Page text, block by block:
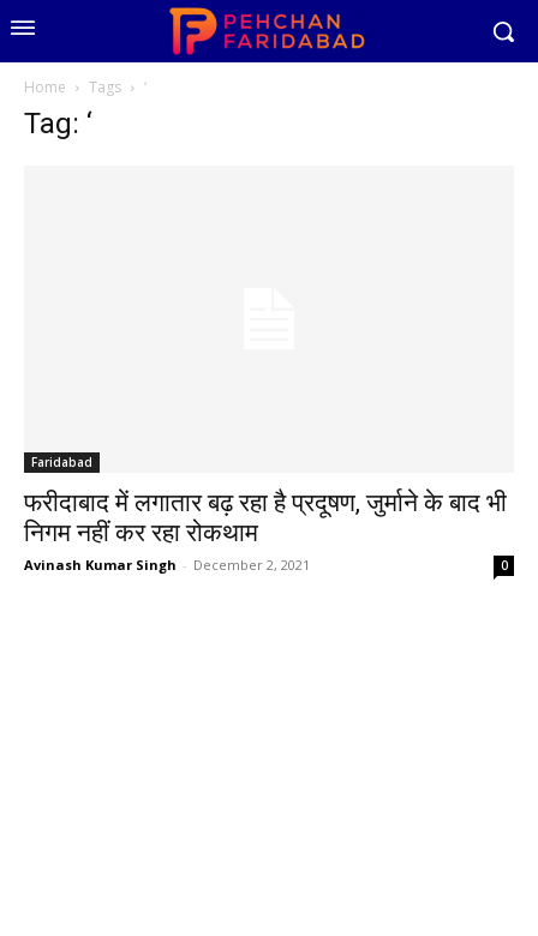
Home Tags ‘
Tag: ‘
Faridabad
फरीदाबाद में लगातार बढ़ रहा है प्रदूषण, जुर्माने के बाद भी
निगम नहीं कर रहा रोकथाम
Avinash Kumar Singh - December 2, 2021 0